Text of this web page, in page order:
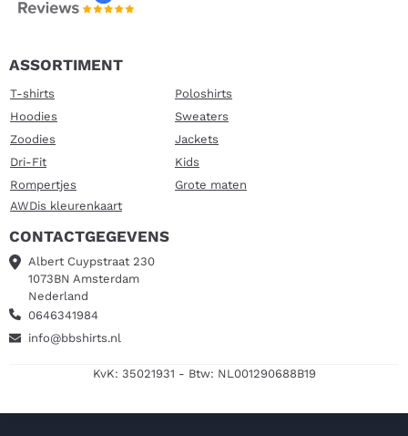
ASSORTIMENT
T-shirts
Poloshirts
Hoodies
Sweaters
Zoodies
Jackets
Dri-Fit
Kids
Rompertjes
Grote maten
AWDis kleurenkaart
CONTACTGEGEVENS
Albert Cuypstraat 230
1073BN Amsterdam
Nederland
0646341984
info@bbshirts.nl
KvK: 35021931 - Btw: NL001290688B19